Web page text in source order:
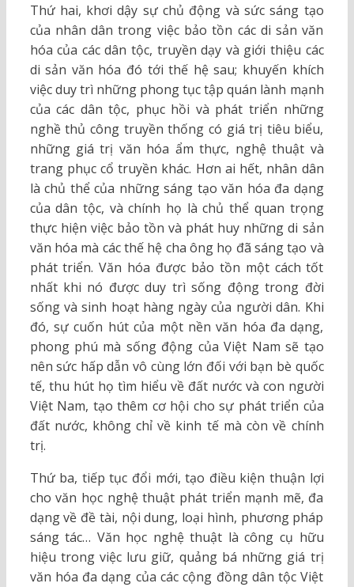
Thứ hai, khơi dậy sự chủ động và sức sáng tạo
của nhân dân trong việc bảo tồn các di sản văn
hóa của các dân tộc, truyền dạy và giới thiệu các
di sản văn hóa đó tới thế hệ sau; khuyến khích
việc duy trì những phong tục tập quán lành mạnh
của các dân tộc, phục hồi và phát triển những
nghề thủ công truyền thống có giá trị tiêu biểu,
những giá trị văn hóa ẩm thực, nghệ thuật và
trang phục cổ truyền khác. Hơn ai hết, nhân dân
là chủ thể của những sáng tạo văn hóa đa dạng
của dân tộc, và chính họ là chủ thể quan trọng
thực hiện việc bảo tồn và phát huy những di sản
văn hóa mà các thế hệ cha ông họ đã sáng tạo và
phát triển. Văn hóa được bảo tồn một cách tốt
nhất khi nó được duy trì sống động trong đời
sống và sinh hoạt hàng ngày của người dân. Khi
đó, sự cuốn hút của một nền văn hóa đa dạng,
phong phú mà sống động của Việt Nam sẽ tạo
nên sức hấp dẫn vô cùng lớn đối với bạn bè quốc
tế, thu hút họ tìm hiểu về đất nước và con người
Việt Nam, tạo thêm cơ hội cho sự phát triển của
đất nước, không chỉ về kinh tế mà còn về chính
trị.
Thứ ba, tiếp tục đổi mới, tạo điều kiện thuận lợi
cho văn học nghệ thuật phát triển mạnh mẽ, đa
dạng về đề tài, nội dung, loại hình, phương pháp
sáng tác… Văn học nghệ thuật là công cụ hữu
hiệu trong việc lưu giữ, quảng bá những giá trị
văn hóa đa dạng của các cộng đồng dân tộc Việt